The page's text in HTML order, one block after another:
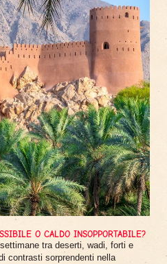
O CALDO INSOPPORTABILE?
tra deserti, wadi, forti e
contrasti sorprendenti nella